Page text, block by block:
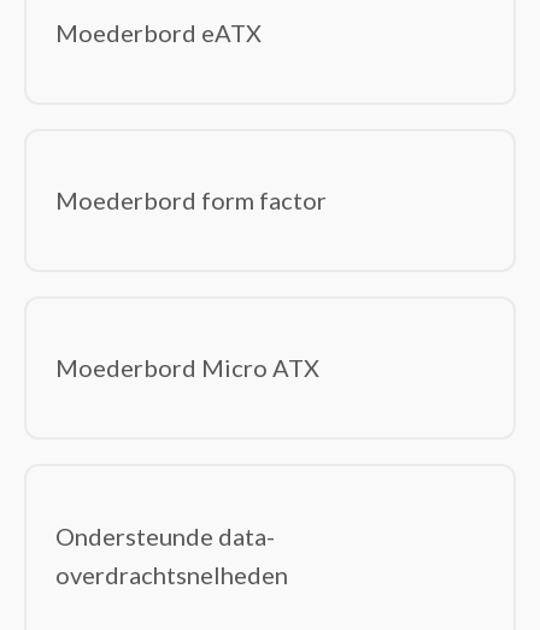
Moederbord eATX
Moederbord form factor
Moederbord Micro ATX
Ondersteunde data-
overdrachtsnelheden